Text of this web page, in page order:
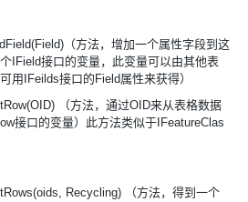
（方法，增加一个属性字段到这
IField接口的变量，此变量可以由其他表
用IFeilds接口的Field属性来获得）
（方法，通过OID来从表格数据
接口的变量）此方法类似于IFeatureClas
Recycling) （方法，得到一个